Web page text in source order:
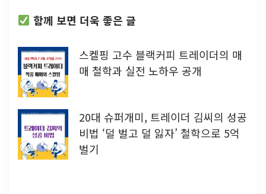
함께 보면 더욱 좋은 글
스켈핑 고수 블랙커피 트레이더의 매
매 철학과 실전 노하우 공개
20대 슈퍼개미, 트레이더 김씨의 성공
비법 ‘덜 벌고 덜 잃자’ 철학으로 5억
벌기